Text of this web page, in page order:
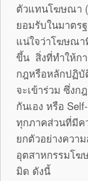
ตัวแทนโฆษณา
ยอมรับในมาตร
แน่ใจว่าโฆษณ
ขึ้น สิ่งที่ทำให้ก
กฎหรือหลักปฏิ
จะเข้าร่วม ซึ่งก
กันเอง หรือ
ทุกภาคส่วนที่มีค
ยกตัวอย่างควา
อุตสาหกรรมโฆ
มิด ดังนี้